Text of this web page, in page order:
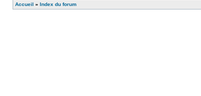
Accueil » Index du forum